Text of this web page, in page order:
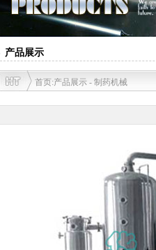
产品展示
首页:产品展示 - 制药机械